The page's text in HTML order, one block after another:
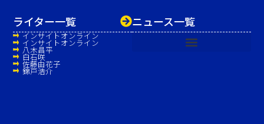
ニュース一覧
ライター一覧
インサイトオンライン
インサイトオンライン
八木昌平
白石咲
佐藤由花子
錦戸浩介